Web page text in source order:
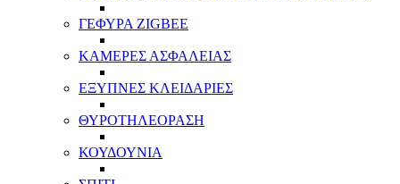
ΓΕΦΥΡΑ ZIGBEE
ΚΑΜΕΡΕΣ ΑΣΦΑΛΕΙΑΣ
ΕΞΥΠΝΕΣ ΚΛΕΙΔΑΡΙΕΣ
ΘΥΡΟΤΗΛΕΟΡΑΣΗ
ΚΟΥΔΟΥΝΙΑ